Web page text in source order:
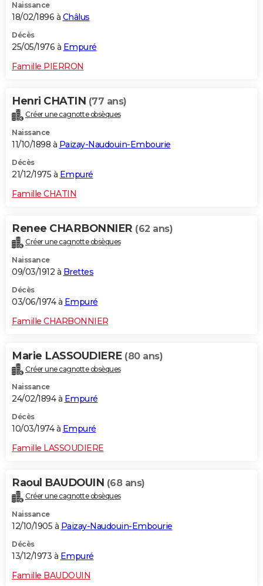
Naissance
18/02/1896 à Châlus
Décès
25/05/1976 à Empuré
Famille PIERRON
Henri CHATIN (77 ans)
Créer une cagnotte obsèques
Naissance
11/10/1898 à Paizay-Naudouin-Embourie
Décès
21/12/1975 à Empuré
Famille CHATIN
Renee CHARBONNIER (62 ans)
Créer une cagnotte obsèques
Naissance
09/03/1912 à Brettes
Décès
03/06/1974 à Empuré
Famille CHARBONNIER
Marie LASSOUDIERE (80 ans)
Créer une cagnotte obsèques
Naissance
24/02/1894 à Empuré
Décès
10/03/1974 à Empuré
Famille LASSOUDIERE
Raoul BAUDOUIN (68 ans)
Créer une cagnotte obsèques
Naissance
12/10/1905 à Paizay-Naudouin-Embourie
Décès
13/12/1973 à Empuré
Famille BAUDOUIN